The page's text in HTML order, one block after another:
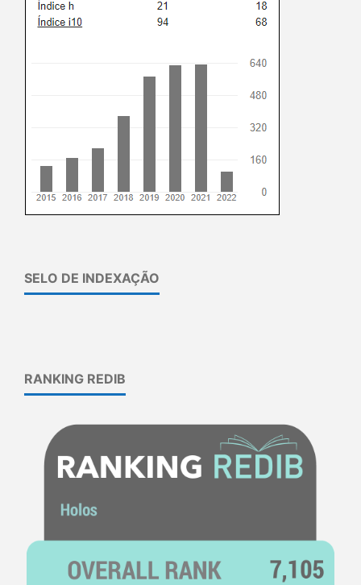
SELO DE INDEXAÇÃO
RANKING REDIB